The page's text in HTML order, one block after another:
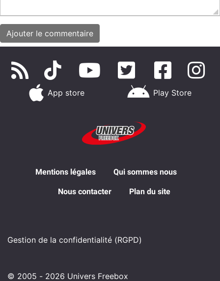
App store Play Store
Mentions légales Qui sommes nous
Nous contacter Plan du site
Gestion de la confidentialité (RGPD)
© 2005 - 2026 Univers Freebox